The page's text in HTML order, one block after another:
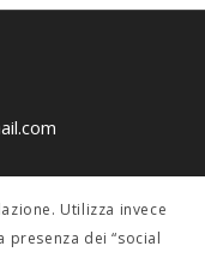
Utilizza invece
dei “social